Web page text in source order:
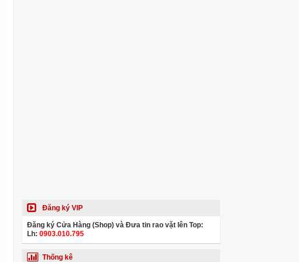
Đăng ký VIP
Đăng ký Cửa Hàng (Shop) và Đưa tin rao vặt lên Top:
Lh: 0903.010.795
Thống kê